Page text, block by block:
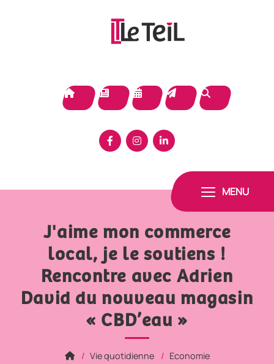
MENU
J'aime mon commerce
local, je le soutiens !
Rencontre avec Adrien
David du nouveau magasin
« CBD’eau »
Vie quotidienne
Economie